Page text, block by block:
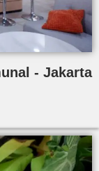
- Jakarta